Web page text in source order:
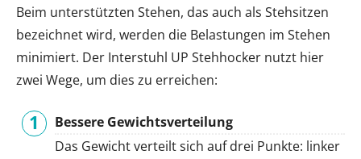
Beim unterstützten Stehen, das auch als Stehsitzen
bezeichnet wird, werden die Belastungen im Stehen
minimiert. Der Interstuhl UP Stehhocker nutzt hier
zwei Wege, um dies zu erreichen:
Bessere Gewichtsverteilung
Das Gewicht verteilt sich auf drei Punkte: linker